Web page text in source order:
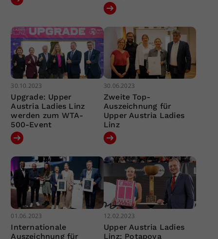
30.10.2023
Upgrade: Upper
Austria Ladies Linz
werden zum WTA-
500-Event
30.06.2023
Zweite Top-
Auszeichnung für
Upper Austria Ladies
Linz
01.06.2023
Internationale
Auszeichnung für
12.02.2023
Upper Austria Ladies
Linz: Potapova